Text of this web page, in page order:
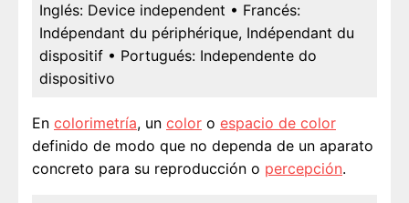
Inglés: Device independent • Francés:
Indépendant du périphérique, Indépendant du
dispositif • Portugués: Independente do
dispositivo
En colorimetría, un color o espacio de color
definido de modo que no dependa de un aparato
concreto para su reproducción o percepción.